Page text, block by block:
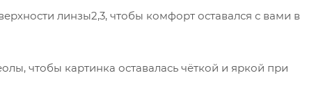
линзы2,3, чтобы комфорт оставался с вами в
чтобы картинка оставалась чёткой и яркой при